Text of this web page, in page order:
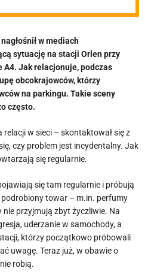
sieją
w mediach
sytuację na stacji Orlen przy
A4. Jak relacjonuje, podczas
obcokrajowców, którzy
na parkingu. Takie sceny
często.
relacji w sieci – skontaktował się z
czy problem jest incydentalny. Jak
się regularnie.
się tam regularnie i próbują
podrobiony towar – m.in. perfumy
nie przyjmują zbyt życzliwie. Na
uderzanie w samochody, a
którzy początkowo próbowali
uwagę. Teraz już, w obawie o
robią.